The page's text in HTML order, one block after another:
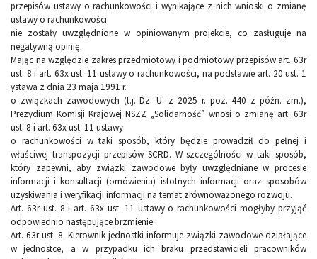
przepisów ustawy o rachunkowości i wynikające z nich wnioski o zmianę
ustawy o rachunkowości
nie zostały uwzględnione w opiniowanym projekcie, co zasługuje na
negatywną opinię.
Mając na względzie zakres przedmiotowy i podmiotowy przepisów art. 63r
ust. 8 i art. 63x ust. 11 ustawy o rachunkowości, na podstawie art. 20 ust. 1
ystawa z dnia 23 maja 1991 r.
o związkach zawodowych (t.j. Dz. U. z 2025 r. poz. 440 z późn. zm.),
Prezydium Komisji Krajowej NSZZ „Solidarność” wnosi o zmianę art. 63r
ust. 8 i art. 63x ust. 11 ustawy
o rachunkowości w taki sposób, który będzie prowadził do pełnej i
właściwej transpozycji przepisów SCRD. W szczególności w taki sposób,
który zapewni, aby związki zawodowe były uwzględniane w procesie
informacji i konsultacji (omówienia) istotnych informacji oraz sposobów
uzyskiwania i weryfikacji informacji na temat zrównoważonego rozwoju.
Art. 63r ust. 8 i art. 63x ust. 11 ustawy o rachunkowości mogłyby przyjąć
odpowiednio następujące brzmienie.
Art. 63r ust. 8. Kierownik jednostki informuje związki zawodowe działające
w jednostce, a w przypadku ich braku przedstawicieli pracowników